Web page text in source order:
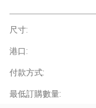
尺寸:
港口:
付款方式:
最低訂購數量: